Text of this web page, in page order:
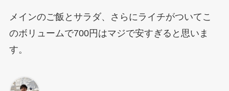
メインのご飯とサラダ、さらにライチがついてこ
のボリュームで700円はマジで安すぎると思いま
す。